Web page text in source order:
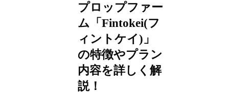
プロップファー
ム「Fintokei(フ
ィントケイ)」
の特徴やプラン
内容を詳しく解
説！